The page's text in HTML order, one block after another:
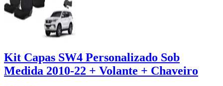
Kit Capas SW4 Personalizado Sob
Medida 2010-22 + Volante + Chaveiro